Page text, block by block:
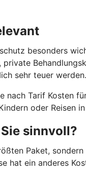
besonders
private
sehr teuer werden.
nach Tarif Kosten
oder
sinnvoll?
Paket,
hat ein anderes